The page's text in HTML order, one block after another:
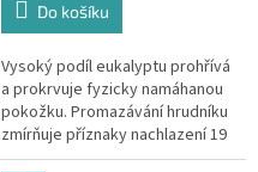
Do košíku
Vysoký podíl eukalyptu prohřívá
a prokrvuje fyzicky namáhanou
pokožku. Promazávání hrudníku
zmírňuje příznaky nachlazení 19
ml